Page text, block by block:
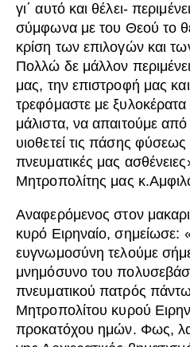
γι΄ αυτό και θέλει-
σύμφωνα με του Θεού το
κρίση των επιλογών και
Πολλώ δε μάλλον
μας, την επιστροφή μας
τρεφόμαστε με
μάλιστα, να απαιτούμε
υιοθετεί τις πάσης φύσεως
πνευματικές μας
Μητροπολίτης μας
Αναφερόμενος στον
κυρό Ειρηναίο,
ευγνωμοσύνη τελούμε
μνημόσυνο του
πνευματικού πατρός
Μητροπολίτου κυρού
προκατόχου ημών. Φως,